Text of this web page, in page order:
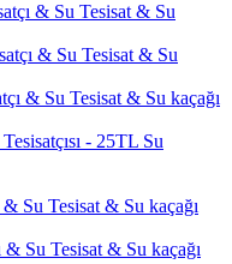
& Su Tesisat & Su
& Su Tesisat & Su
& Su Tesisat & Su kaçağı
- 25TL Su
& Su Tesisat & Su kaçağı
& Su Tesisat & Su kaçağı